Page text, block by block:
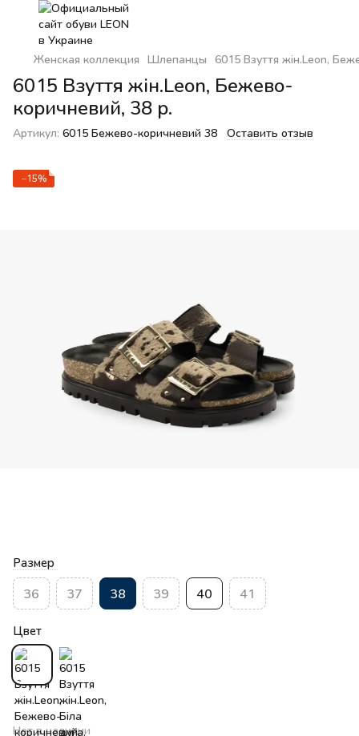
Женская коллекция Шлепанцы 6015 Взуття жін.Leon,
6015 Взуття жін.Leon, Бежево-
коричневий, 38 р.
Артикул: 6015 Бежево-коричневий 38 Оставить отзыв
−15%
Размер
36 37 38 39 40 41
Цвет
Нет в наличии